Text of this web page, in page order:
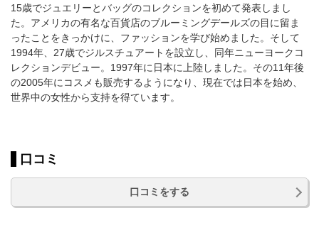
15歳でジュエリーとバッグのコレクションを初めて発表しまし
た。アメリカの有名な百貨店のブルーミングデールズの目に留ま
ったことをきっかけに、ファッションを学び始めました。そして
1994年、27歳でジルスチュアートを設立し、同年ニューヨークコ
レクションデビュー。1997年に日本に上陸しました。その11年後
の2005年にコスメも販売するようになり、現在では日本を始め、
世界中の女性から支持を得ています。
口コミ
口コミをする